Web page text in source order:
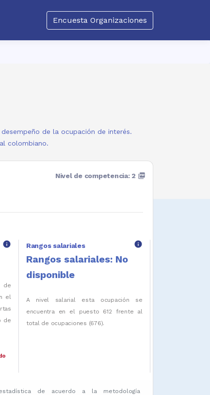
Encuesta Organizaciones
de la ocupación de interés.
colombiano.
Nivel de competencia: 2 picture_as_pdf
info
de
el
de
Rangos salariales info
Rangos salariales: No
disponible
A nivel salarial esta ocupación se
encuentra en el puesto 612 frente al
total de ocupaciones (676).
de acuerdo a la metodología